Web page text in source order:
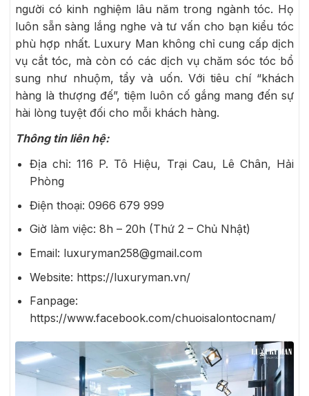
người có kinh nghiệm lâu năm trong ngành tóc. Họ
luôn sẵn sàng lắng nghe và tư vấn cho bạn kiểu tóc
phù hợp nhất. Luxury Man không chỉ cung cấp dịch
vụ cắt tóc, mà còn có các dịch vụ chăm sóc tóc bổ
sung như nhuộm, tẩy và uốn. Với tiêu chí “khách
hàng là thượng đế”, tiệm luôn cố gắng mang đến sự
hài lòng tuyệt đối cho mỗi khách hàng.
Thông tin liên hệ:
Địa chỉ: 116 P. Tô Hiệu, Trại Cau, Lê Chân, Hải
Phòng
Điện thoại: 0966 679 999
Giờ làm việc: 8h – 20h (Thứ 2 – Chủ Nhật)
Email: luxuryman258@gmail.com
Website: https://luxuryman.vn/
Fanpage:
https://www.facebook.com/chuoisalontocnam/